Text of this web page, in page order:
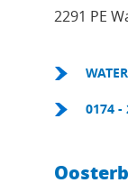
2291 PE
0174 -